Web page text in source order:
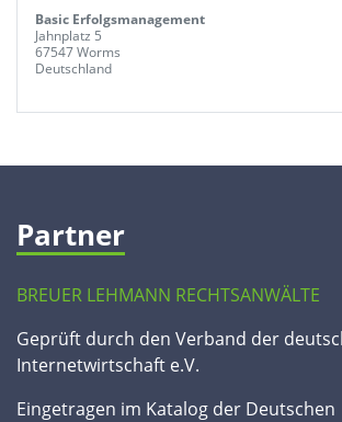
Basic Erfolgsmanagement
Jahnplatz 5
67547 Worms
Deutschland
Partner
BREUER LEHMANN RECHTSANWÄLTE
Geprüft durch den Verband der
Internetwirtschaft e.V.
Eingetragen im Katalog der Deutschen